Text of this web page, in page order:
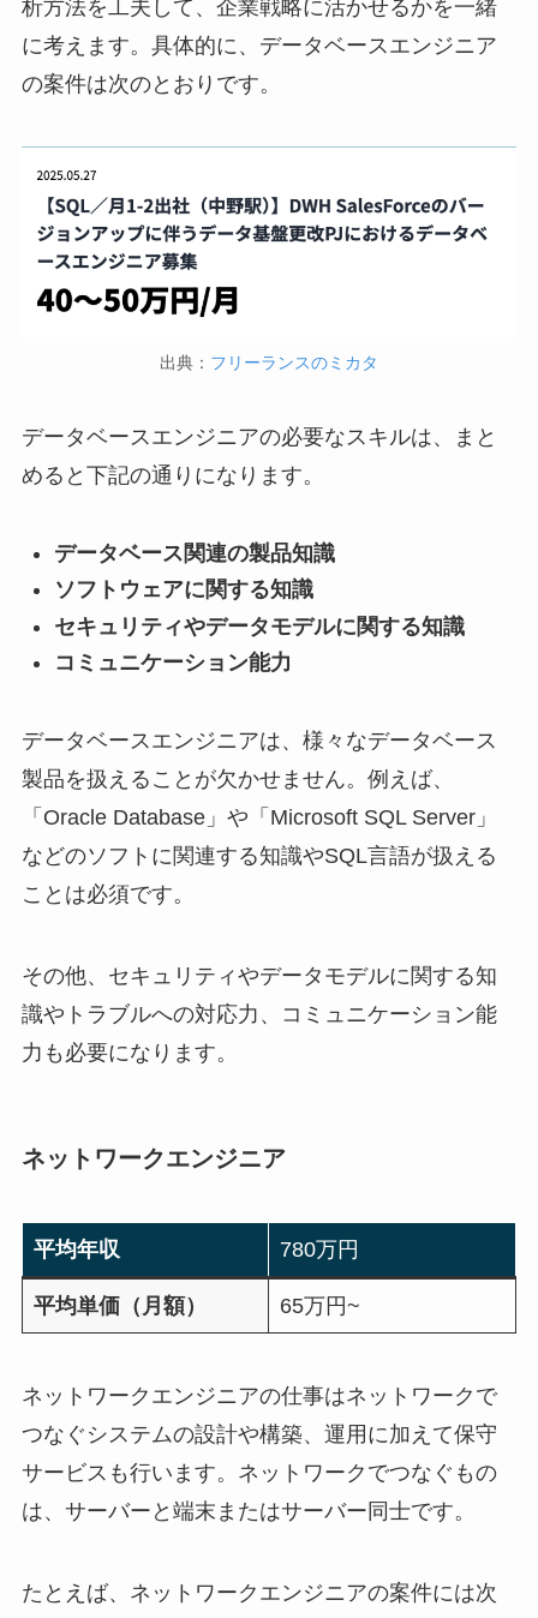
析方法を工夫して、企業戦略に活かせるかを一緒
に考えます。具体的に、データベースエンジニア
の案件は次のとおりです。
出典： フリーランスのミカタ
データベースエンジニアの必要なスキルは、まと
めると下記の通りになります。
データベース関連の製品知識
ソフトウェアに関する知識
セキュリティやデータモデルに関する知識
コミュニケーション能力
データベースエンジニアは、様々なデータベース
製品を扱えることが欠かせません。例えば、
「Oracle Database」や「Microsoft SQL Server」
などのソフトに関連する知識やSQL言語が扱える
ことは必須です。
その他、セキュリティやデータモデルに関する知
識やトラブルへの対応力、コミュニケーション能
力も必要になります。
ネットワークエンジニア
平均年収 780万円
平均単価（月額） 65万円~
ネットワークエンジニアの仕事はネットワークで
つなぐシステムの設計や構築、運用に加えて保守
サービスも行います。ネットワークでつなぐもの
は、サーバーと端末またはサーバー同士です。
たとえば、ネットワークエンジニアの案件には次